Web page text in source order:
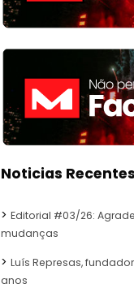
Noticias Recentes
Editorial #03/26:
mudanças
Luís Represas,
anos